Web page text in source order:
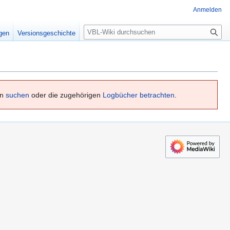
suchen oder die zugehörigen Logbücher betrachten
Anmelden
Versionsgeschichte
S
u
e